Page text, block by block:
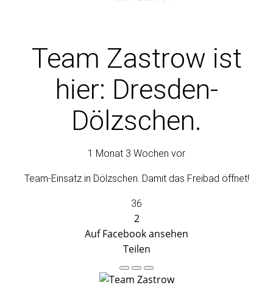
Team Zastrow ist
hier: Dresden-
Dölzschen.
1 Monat 3 Wochen vor
Team-Einsatz in Dölzschen. Damit das Freibad öffnet!
36
2
Auf Facebook ansehen
Teilen